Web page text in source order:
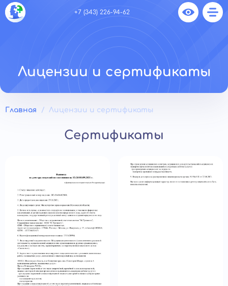
+7 (343) 226-94-62
Лицензии и сертификаты
Главная Лицензии и сертификаты
Сертификаты